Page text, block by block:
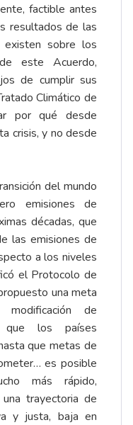
factible antes
resultados de las
existen sobre los
este Acuerdo,
de cumplir sus
Climático de
por qué desde
crisis, y no desde
del mundo
emisiones de
décadas, que
las emisiones de
a los niveles
el Protocolo de
una meta
de
que los países
que metas de
es posible
más rápido,
trayectoria de
y justa, baja en